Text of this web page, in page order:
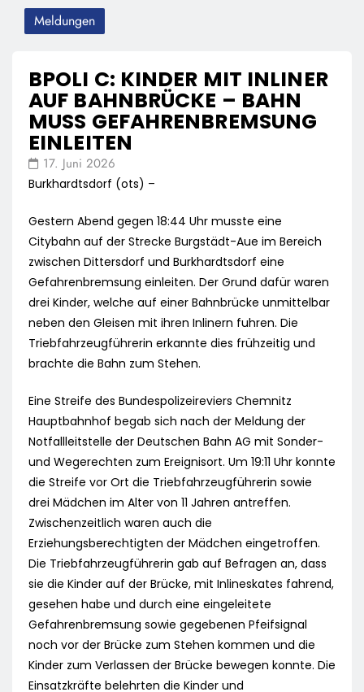
Meldungen
BPOLI C: KINDER MIT INLINER
AUF BAHNBRÜCKE – BAHN
MUSS GEFAHRENBREMSUNG
EINLEITEN
17. Juni 2026
Burkhardtsdorf (ots) –
Gestern Abend gegen 18:44 Uhr musste eine
Citybahn auf der Strecke Burgstädt-Aue im Bereich
zwischen Dittersdorf und Burkhardtsdorf eine
Gefahrenbremsung einleiten. Der Grund dafür waren
drei Kinder, welche auf einer Bahnbrücke unmittelbar
neben den Gleisen mit ihren Inlinern fuhren. Die
Triebfahrzeugführerin erkannte dies frühzeitig und
brachte die Bahn zum Stehen.
Eine Streife des Bundespolizeireviers Chemnitz
Hauptbahnhof begab sich nach der Meldung der
Notfallleitstelle der Deutschen Bahn AG mit Sonder-
und Wegerechten zum Ereignisort. Um 19:11 Uhr konnte
die Streife vor Ort die Triebfahrzeugführerin sowie
drei Mädchen im Alter von 11 Jahren antreffen.
Zwischenzeitlich waren auch die
Erziehungsberechtigten der Mädchen eingetroffen.
Die Triebfahrzeugführerin gab auf Befragen an, dass
sie die Kinder auf der Brücke, mit Inlineskates fahrend,
gesehen habe und durch eine eingeleitete
Gefahrenbremsung sowie gegebenen Pfeifsignal
noch vor der Brücke zum Stehen kommen und die
Kinder zum Verlassen der Brücke bewegen konnte. Die
Einsatzkräfte belehrten die Kinder und